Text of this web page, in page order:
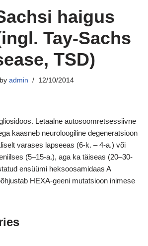
haigus
Tay-Sachs
TSD)
by admin 12/10/2014
Letaalne autosoomretsessiivne
kaasneb neuroloogiline degeneratsioon
varases lapseeas (6-k. – 4-a.) või
(5–15-a.), aga ka täiseas (20–30-
ensüümi heksoosamidaas A
HEXA-geeni mutatsioon inimese